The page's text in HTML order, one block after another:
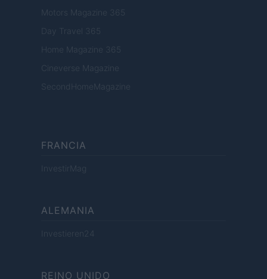
Motors Magazine 365
Day Travel 365
Home Magazine 365
Cineverse Magazine
SecondHomeMagazine
FRANCIA
InvestirMag
ALEMANIA
Investieren24
REINO UNIDO